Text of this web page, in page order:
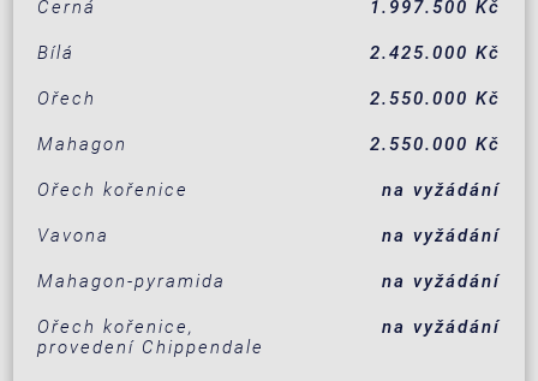
Černá 1.997.500 Kč
Bílá 2.425.000 Kč
Ořech 2.550.000 Kč
Mahagon 2.550.000 Kč
Ořech kořenice na vyžádání
Vavona na vyžádání
Mahagon-pyramida na vyžádání
Ořech kořenice,
provedení Chippendale
na vyžádání